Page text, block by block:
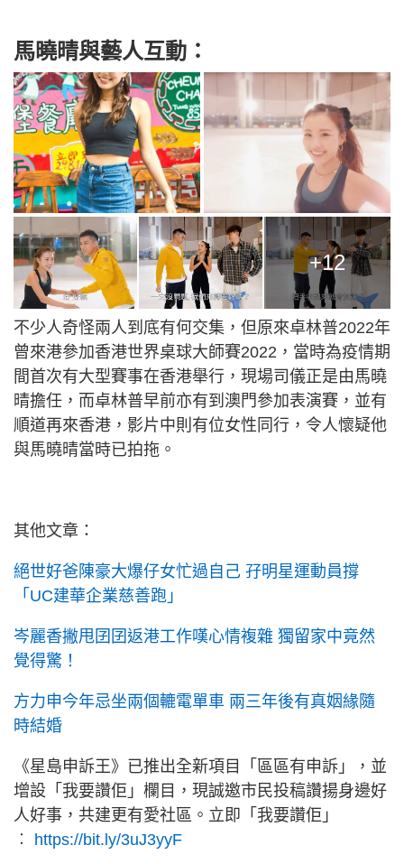
馬曉晴與藝人互動：
+12
不少人奇怪兩人到底有何交集，但原來卓林普2022年
曾來港參加香港世界桌球大師賽2022，當時為疫情期
間首次有大型賽事在香港舉行，現場司儀正是由馬曉
晴擔任，而卓林普早前亦有到澳門參加表演賽，並有
順道再來香港，影片中則有位女性同行，令人懷疑他
與馬曉晴當時已拍拖。
其他文章：
絕世好爸陳豪大爆仔女忙過自己 孖明星運動員撐
「UC建華企業慈善跑」
岑麗香撇甩囝囝返港工作嘆心情複雜 獨留家中竟然
覺得驚！
方力申今年忌坐兩個轆電單車 兩三年後有真姻緣隨
時結婚
《星島申訴王》已推出全新項目「區區有申訴」，並
增設「我要讚佢」欄目，現誠邀市民投稿讚揚身邊好
人好事，共建更有愛社區。立即「我要讚佢」
︰ https://bit.ly/3uJ3yyF